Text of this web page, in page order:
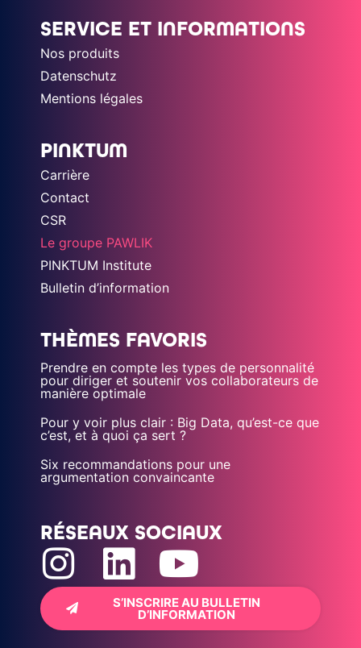
SERVICE ET INFORMATIONS
Nos produits
Datenschutz
Mentions légales
PINKTUM
Carrière
Contact
CSR
Le groupe PAWLIK
PINKTUM Institute
Bulletin d’information
THÈMES FAVORIS
Prendre en compte les types de personnalité
pour diriger et soutenir vos collaborateurs de
manière optimale
Pour y voir plus clair : Big Data, qu’est-ce que
c’est, et à quoi ça sert ?
Six recommandations pour une
argumentation convaincante
RÉSEAUX SOCIAUX
S’INSCRIRE AU BULLETIN
D’INFORMATION